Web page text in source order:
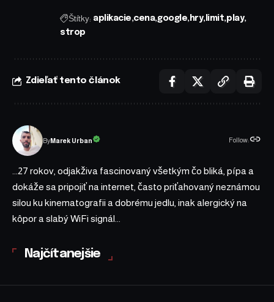
Štítky: aplikacie cena google hry limit play
strop
Zdieľať tento článok
ByMarek Urban Follow:
...27 rokov, odjakživa fascinovaný všetkým čo bliká, pípa a
dokáže sa pripojiť na internet, často priťahovaný neznámou
silou ku kinematografii a dobrému jedlu, inak alergický na
kôpor a slabý WiFi signál...
Najčítanejšie